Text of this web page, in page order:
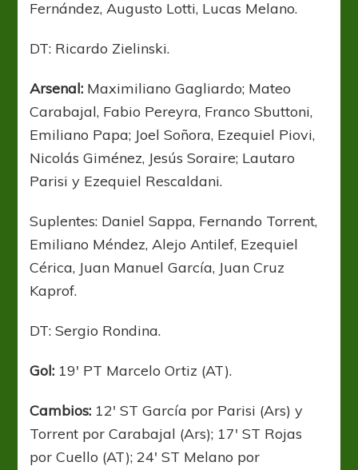
Fernández, Augusto Lotti, Lucas Melano.
DT: Ricardo Zielinski.
Arsenal: Maximiliano Gagliardo; Mateo
Carabajal, Fabio Pereyra, Franco Sbuttoni,
Emiliano Papa; Joel Soñora, Ezequiel Piovi,
Nicolás Giménez, Jesús Soraire; Lautaro
Parisi y Ezequiel Rescaldani.
Suplentes: Daniel Sappa, Fernando Torrent,
Emiliano Méndez, Alejo Antilef, Ezequiel
Cérica, Juan Manuel García, Juan Cruz
Kaprof.
DT: Sergio Rondina.
Gol: 19′ PT Marcelo Ortiz (AT).
Cambios: 12′ ST García por Parisi (Ars) y
Torrent por Carabajal (Ars); 17′ ST Rojas
por Cuello (AT); 24′ ST Melano por